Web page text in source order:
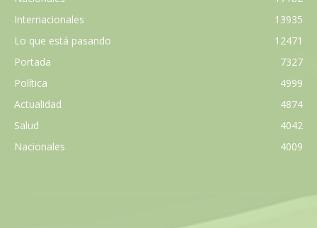
Internacionales
13935
Lo que está pasando
12471
Portada
7327
Política
4999
Actualidad
4874
Salud
4042
Nacionales
4009